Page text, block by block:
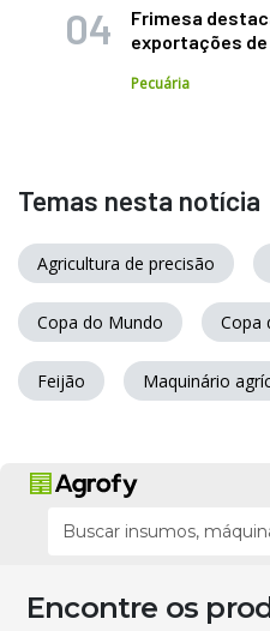
Frimesa
exportações
Pecuária
Temas nesta notícia
Agricultura de precisão
Copa do Mundo Copa
Feijão Maquinário
Encontre os